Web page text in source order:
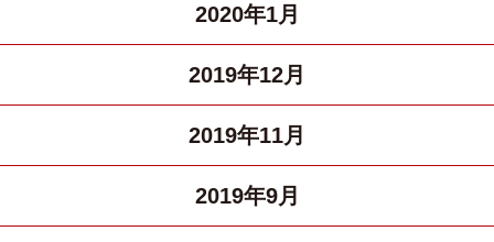
2020年1月
2019年12月
2019年11月
2019年9月